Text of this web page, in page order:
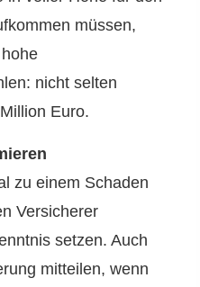
müssen,
nicht selten
Euro.
zu einem Schaden
Versicherer
setzen. Auch
mitteilen, wenn